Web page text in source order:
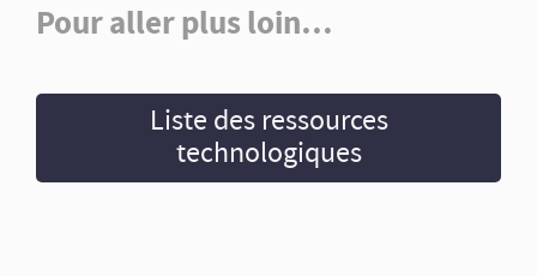
Pour aller plus loin…
Liste des ressources
technologiques